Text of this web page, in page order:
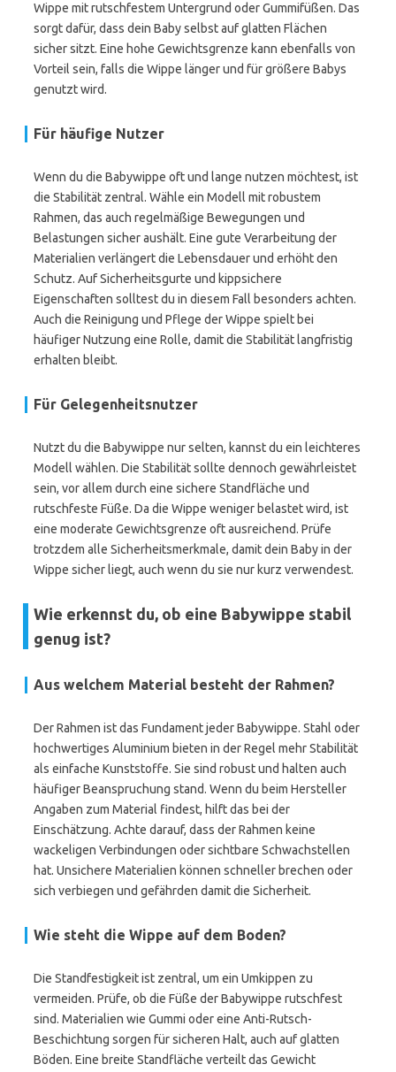
Wippe mit rutschfestem Untergrund oder Gummifüßen. Das
sorgt dafür, dass dein Baby selbst auf glatten Flächen
sicher sitzt. Eine hohe Gewichtsgrenze kann ebenfalls von
Vorteil sein, falls die Wippe länger und für größere Babys
genutzt wird.
Für häufige Nutzer
Wenn du die Babywippe oft und lange nutzen möchtest, ist
die Stabilität zentral. Wähle ein Modell mit robustem
Rahmen, das auch regelmäßige Bewegungen und
Belastungen sicher aushält. Eine gute Verarbeitung der
Materialien verlängert die Lebensdauer und erhöht den
Schutz. Auf Sicherheitsgurte und kippsichere
Eigenschaften solltest du in diesem Fall besonders achten.
Auch die Reinigung und Pflege der Wippe spielt bei
häufiger Nutzung eine Rolle, damit die Stabilität langfristig
erhalten bleibt.
Für Gelegenheitsnutzer
Nutzt du die Babywippe nur selten, kannst du ein leichteres
Modell wählen. Die Stabilität sollte dennoch gewährleistet
sein, vor allem durch eine sichere Standfläche und
rutschfeste Füße. Da die Wippe weniger belastet wird, ist
eine moderate Gewichtsgrenze oft ausreichend. Prüfe
trotzdem alle Sicherheitsmerkmale, damit dein Baby in der
Wippe sicher liegt, auch wenn du sie nur kurz verwendest.
Wie erkennst du, ob eine Babywippe stabil
genug ist?
Aus welchem Material besteht der Rahmen?
Der Rahmen ist das Fundament jeder Babywippe. Stahl oder
hochwertiges Aluminium bieten in der Regel mehr Stabilität
als einfache Kunststoffe. Sie sind robust und halten auch
häufiger Beanspruchung stand. Wenn du beim Hersteller
Angaben zum Material findest, hilft das bei der
Einschätzung. Achte darauf, dass der Rahmen keine
wackeligen Verbindungen oder sichtbare Schwachstellen
hat. Unsichere Materialien können schneller brechen oder
sich verbiegen und gefährden damit die Sicherheit.
Wie steht die Wippe auf dem Boden?
Die Standfestigkeit ist zentral, um ein Umkippen zu
vermeiden. Prüfe, ob die Füße der Babywippe rutschfest
sind. Materialien wie Gummi oder eine Anti-Rutsch-
Beschichtung sorgen für sicheren Halt, auch auf glatten
Böden. Eine breite Standfläche verteilt das Gewicht